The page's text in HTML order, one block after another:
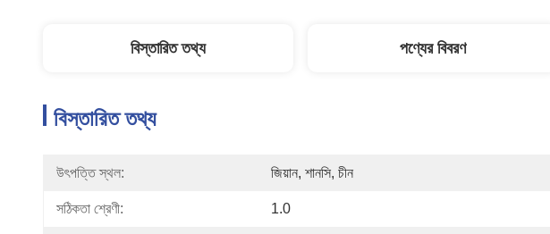
বিস্তারিত তথ্য পণ্যের বিবরণ
বিস্তারিত তথ্য
উৎপত্তি স্থল: জিয়ান, শানসি, চীন
সঠিকতা শ্রেণী: 1.0